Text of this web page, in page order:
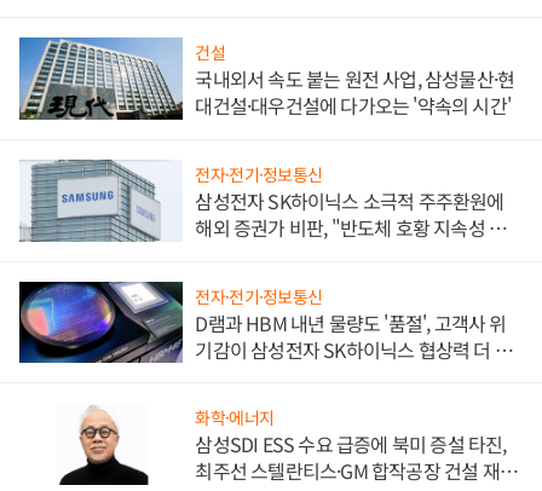
건설
국내외서 속도 붙는 원전 사업, 삼성물산·현
대건설·대우건설에 다가오는 '약속의 시간'
전자·전기·정보통신
삼성전자 SK하이닉스 소극적 주주환원에
해외 증권가 비판, "반도체 호황 지속성 의
전자·전기·정보통신
D램과 HBM 내년 물량도 '품절', 고객사 위
기감이 삼성전자 SK하이닉스 협상력 더 키
화학·에너지
삼성SDI ESS 수요 급증에 북미 증설 타진,
최주선 스텔란티스·GM 합작공장 건설 재추